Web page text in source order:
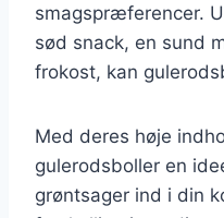
smagspræferencer.
sød snack, en sund
frokost, kan
Med deres høje
gulerodsboller en
grøntsager ind i din